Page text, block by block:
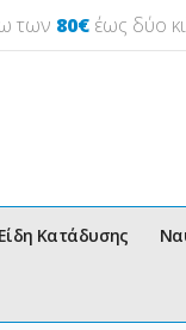
των 80€ έως δύο
Είδη Κατάδυσης